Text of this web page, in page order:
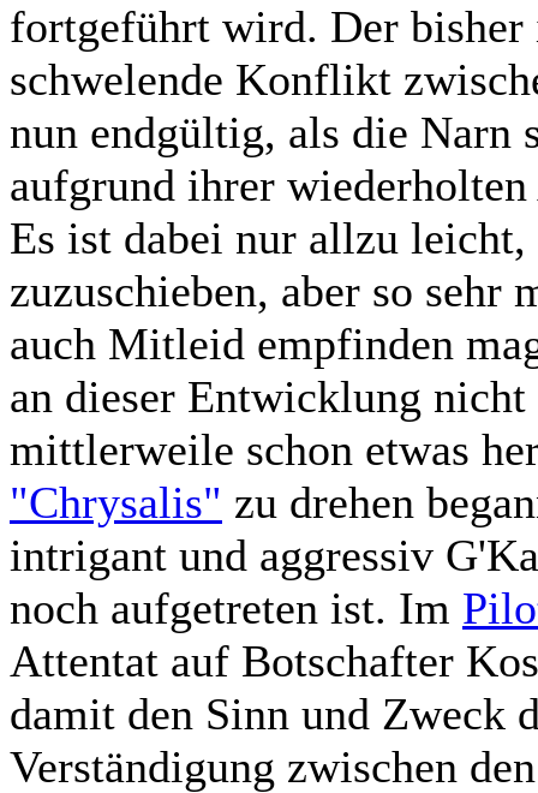
fortgeführt wird. Der
schwelende Konflikt
nun endgültig, als die Narn
aufgrund ihrer
Es ist dabei nur allzu leicht,
zuzuschieben, aber so sehr
auch Mitleid empfinden
an dieser Entwicklung
mittlerweile schon etwas
"Chrysalis" zu drehen
intrigant und aggressiv
noch aufgetreten ist. Im
Attentat auf Botschafter
damit den Sinn und Zweck
Verständigung zwischen